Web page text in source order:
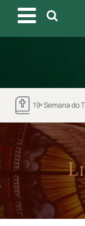
19ª Semana do